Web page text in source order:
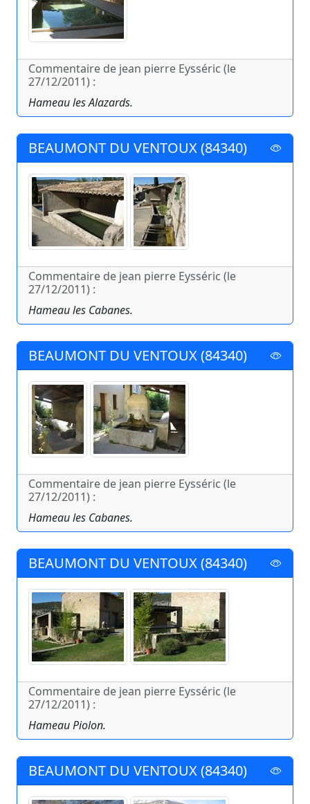
Commentaire de jean pierre Eysséric (le
27/12/2011) :
Hameau les Alazards.
BEAUMONT DU VENTOUX (84340)
Commentaire de jean pierre Eysséric (le
27/12/2011) :
Hameau les Cabanes.
BEAUMONT DU VENTOUX (84340)
Commentaire de jean pierre Eysséric (le
27/12/2011) :
Hameau les Cabanes.
BEAUMONT DU VENTOUX (84340)
Commentaire de jean pierre Eysséric (le
27/12/2011) :
Hameau Piolon.
BEAUMONT DU VENTOUX (84340)